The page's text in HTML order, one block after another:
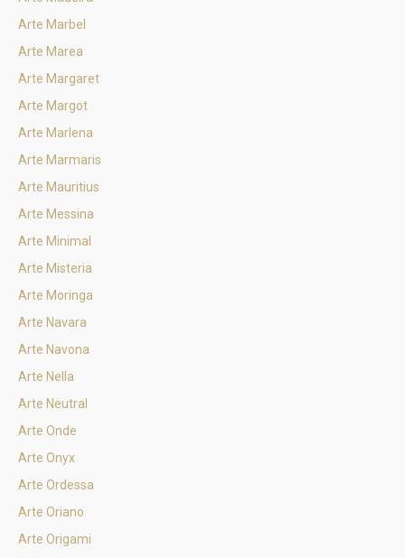
Arte Marbel
Arte Marea
Arte Margaret
Arte Margot
Arte Marlena
Arte Marmaris
Arte Mauritius
Arte Messina
Arte Minimal
Arte Misteria
Arte Moringa
Arte Navara
Arte Navona
Arte Nella
Arte Neutral
Arte Onde
Arte Onyx
Arte Ordessa
Arte Oriano
Arte Origami